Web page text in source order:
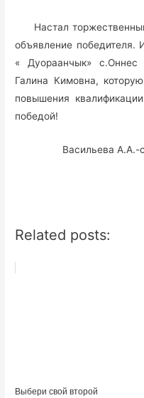
Настал
объявление победителя.
« Дуораанчык» с.Оннес
Галина Кимовна,
повышения
победой!
Васильева А.А.-
Related posts:
Выбери свой второй